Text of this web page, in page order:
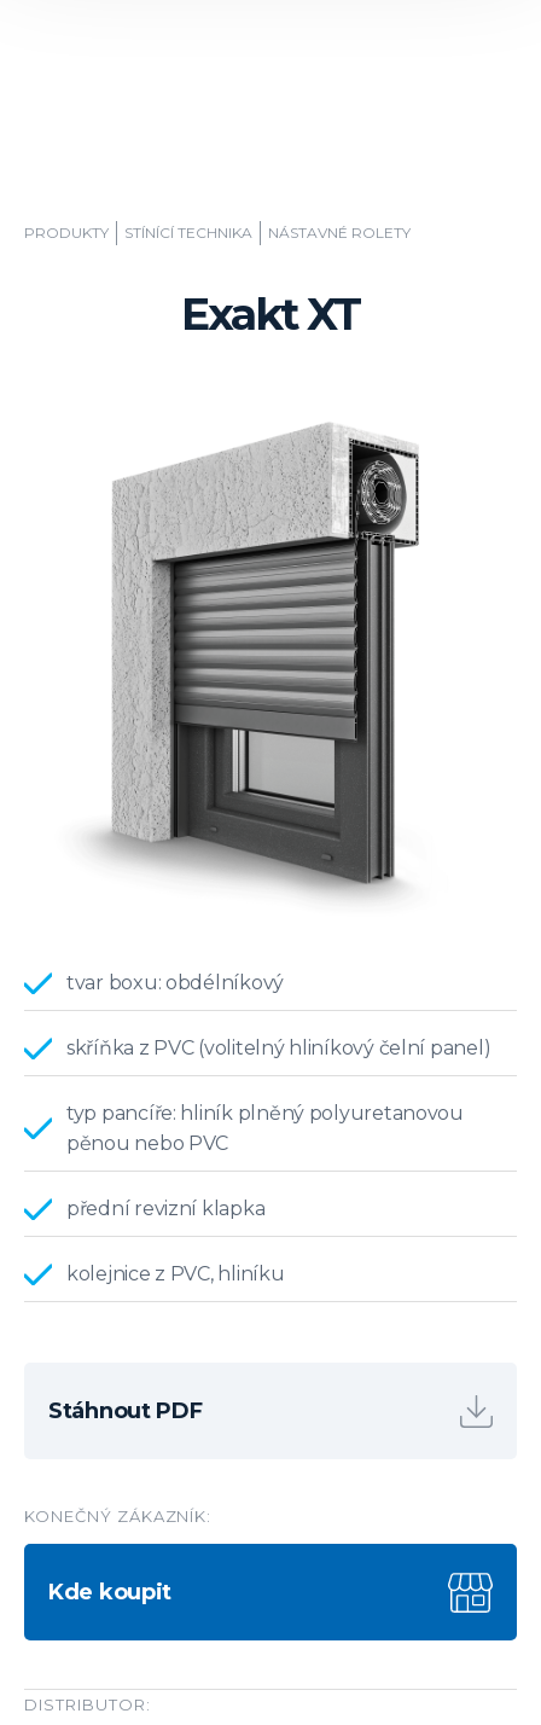
PRODUKTY STÍNÍCÍ TECHNIKA NÁSTAVNÉ ROLETY
Exakt XT
tvar boxu: obdélníkový
skříňka z PVC (volitelný hliníkový čelní panel)
typ pancíře: hliník plněný polyuretanovou
pěnou nebo PVC
přední revizní klapka
kolejnice z PVC, hliníku
Stáhnout PDF
KONEČNÝ ZÁKAZNÍK:
Kde koupit
DISTRIBUTOR: